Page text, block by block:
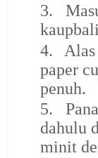
3.
4.
paper
penuh.
5.
dahulu
minit